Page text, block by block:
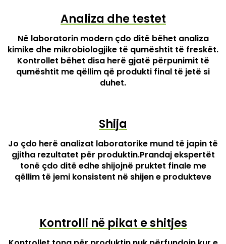
Analiza dhe testet
Në laboratorin modern çdo ditë bëhet analiza
kimike dhe mikrobiologjike të qumështit të freskët.
Kontrollet bëhet disa herë gjatë përpunimit të
qumështit me qëllim që produkti final të jetë si
duhet.
Shija
Jo çdo herë analizat laboratorike mund të japin të
gjitha rezultatet për produktin.Prandaj ekspertët
tonë çdo ditë edhe shijojnë pruktet finale me
qëllim të jemi konsistent në shijen e produkteve
Kontrolli në pikat e shitjes